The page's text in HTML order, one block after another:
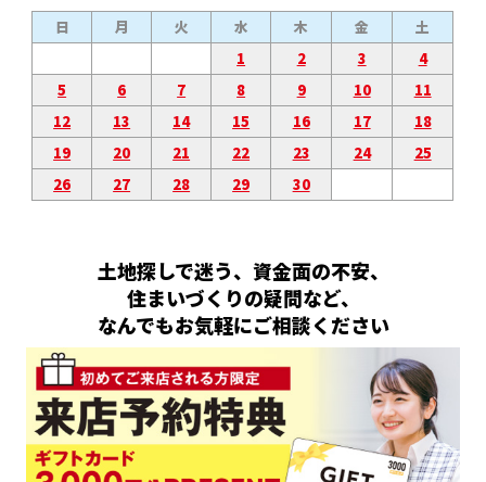
日 月 火 水 木 金
土
1
2 3
4
5
6 7 8 9 10
11
12
13 14 15 16 17
18
19
20 21 22 23 24
25
26
27 28 29 30
土地探しで迷う、資金面の不安、
住まいづくりの疑問など、
なんでもお気軽にご相談ください